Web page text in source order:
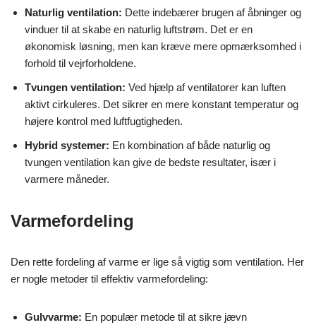
Naturlig ventilation: Dette indebærer brugen af åbninger og
vinduer til at skabe en naturlig luftstrøm. Det er en
økonomisk løsning, men kan kræve mere opmærksomhed i
forhold til vejrforholdene.
Tvungen ventilation: Ved hjælp af ventilatorer kan luften
aktivt cirkuleres. Det sikrer en mere konstant temperatur og
højere kontrol med luftfugtigheden.
Hybrid systemer: En kombination af både naturlig og
tvungen ventilation kan give de bedste resultater, især i
varmere måneder.
Varmefordeling
Den rette fordeling af varme er lige så vigtig som ventilation. Her
er nogle metoder til effektiv varmefordeling:
Gulvvarme: En populær metode til at sikre jævn